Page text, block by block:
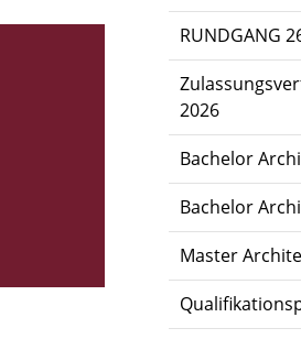
RUNDGANG
2026
Bachelor
Bachelor
Master